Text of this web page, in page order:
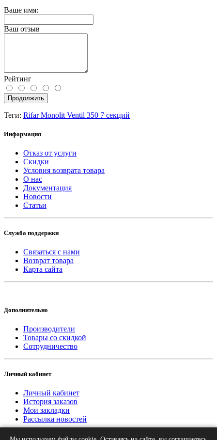
Ваше имя:
Ваш отзыв
Рейтинг
Продолжить
Теги: Rifar Monolit Ventil 350 7 секций
Информация
Отказ от услуги
Скидки
Условия возврата товара
О нас
Документация
Новости
Статьи
Служба поддержки
Связаться с нами
Возврат товара
Карта сайта
Дополнительно
Производители
Товары со скидкой
Сотрудничество
Личный кабинет
Личный кабинет
История заказов
Мои закладки
Рассылка новостей